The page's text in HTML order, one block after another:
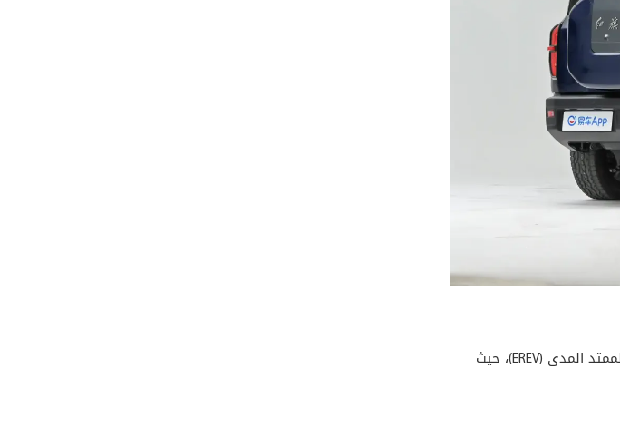
رغم تركيزها على الأداء والقدرات الوعرة، توفر G919 كفاءة لافتة بفضل نظام الدفع الممتد المدى (EREV)، حيث